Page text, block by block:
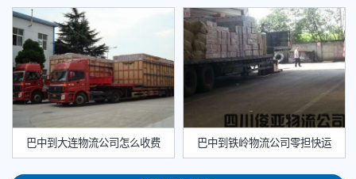
巴中到大连物流公司怎么收费 巴中到铁岭物流公司零担快运